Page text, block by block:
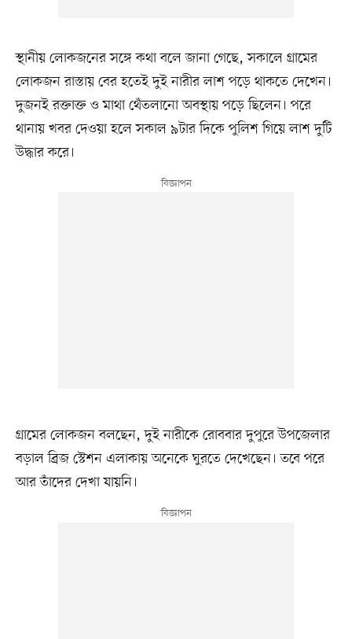
স্থানীয় লোকজনের সঙ্গে কথা বলে জানা গেছে, সকালে গ্রামের
লোকজন রাস্তায় বের হতেই দুই নারীর লাশ পড়ে থাকতে দেখেন।
দুজনই রক্তাক্ত ও মাথা থেঁতলানো অবস্থায় পড়ে ছিলেন। পরে
থানায় খবর দেওয়া হলে সকাল ৯টার দিকে পুলিশ গিয়ে লাশ দুটি
উদ্ধার করে।
গ্রামের লোকজন বলছেন, দুই নারীকে রোববার দুপুরে উপজেলার
বড়াল ব্রিজ স্টেশন এলাকায় অনেকে ঘুরতে দেখেছেন। তবে পরে
আর তাঁদের দেখা যায়নি।